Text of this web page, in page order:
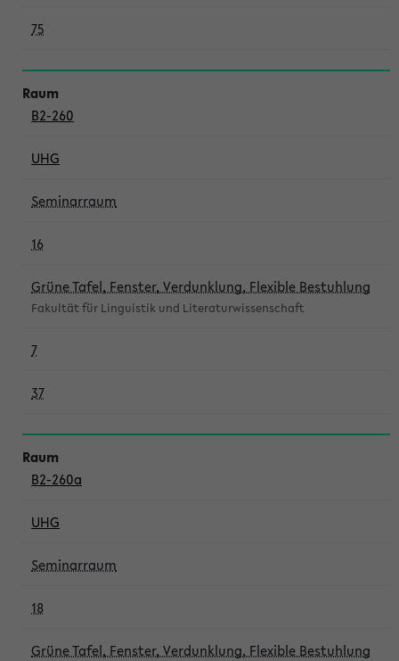
75
B2-260
UHG
Seminarraum
16
Grüne Tafel, Fenster, Verdunklung, Flexible Bestuhlung
Fakultät für Linguistik und Literaturwissenschaft
7
37
B2-260a
UHG
Seminarraum
18
Grüne Tafel, Fenster, Verdunklung, Flexible Bestuhlung